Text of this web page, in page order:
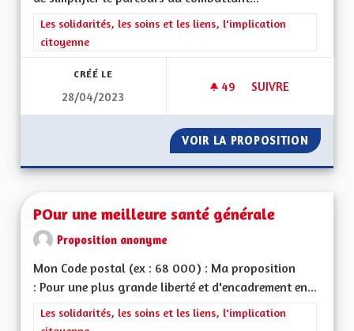
Filtrer les résultats de la catégorie : Les solidarités, les soins
Les solidarités, les soins et les liens, l'implication
citoyenne
CRÉÉ LE
28/04/2023
49 49 ABONNÉS
SUIVRE
VOIR LA PROPOSITION
POur une meilleure santé générale
Proposition anonyme
Mon Code postal (ex : 68 000) : Ma proposition
: Pour une plus grande liberté et d'encadrement en...
Filtrer les résultats de la catégorie : Les solidarités, les soins
Les solidarités, les soins et les liens, l'implication